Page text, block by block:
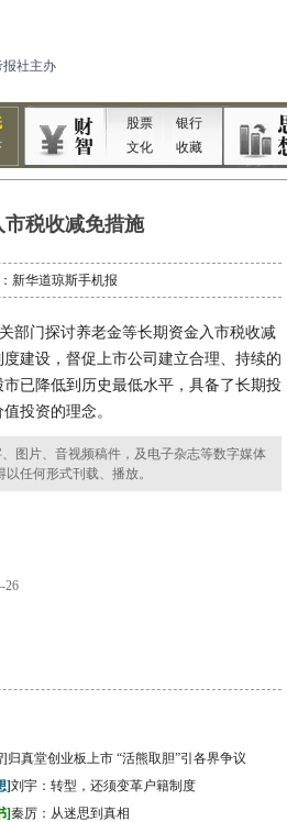
税收减免措施
华道琼斯手机报
部门探讨养老金等长期资金入市税收减
建设，督促上市公司建立合理、持续的
已降低到历史最低水平，具备了长期投
投资的理念。
图片、音视频稿件，及电子杂志等数字媒体
任何形式刊载、播放。
26
] 归真堂创业板上市 “活熊取胆”引各界争议
]刘宇：转型，还须变革户籍制度
]秦厉：从迷思到真相